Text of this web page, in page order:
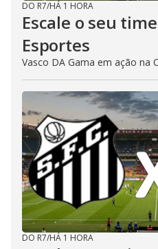
DO R7/HÁ 1 HORA
Escale o seu
Esportes
Vasco DA Gama em ação na
DO R7/HÁ 1 HORA